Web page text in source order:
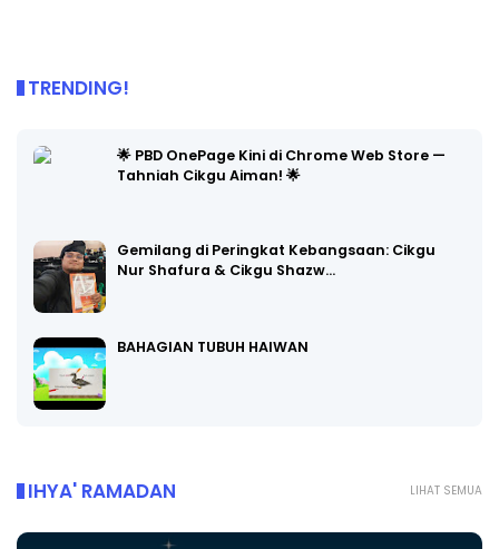
TRENDING!
🌟 PBD OnePage Kini di Chrome Web Store —
Tahniah Cikgu Aiman! 🌟
Gemilang di Peringkat Kebangsaan: Cikgu
Nur Shafura & Cikgu Shazw…
BAHAGIAN TUBUH HAIWAN
LIHAT SEMUA
IHYA' RAMADAN